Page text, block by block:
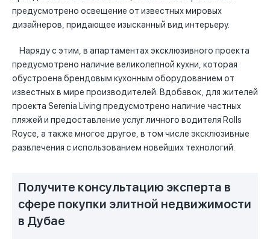
предусмотрено освещение от известных мировых
дизайнеров, придающее изысканный вид интерьеру.
Наряду с этим, в апартаментах эксклюзивного проекта
предусмотрено наличие великолепной кухни, которая
обустроена брендовым кухонным оборудованием от
известных в мире производителей. Вдобавок, для жителей
проекта Serenia Living предусмотрено наличие частных
пляжей и предоставление услуг личного водителя Rolls
Royce, а также многое другое, в том числе эксклюзивные
развлечения с использованием новейших технологий.
Получите консультацию эксперта в
сфере покупки элитной недвижимости
в Дубае